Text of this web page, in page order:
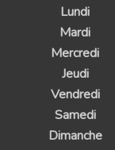
Lundi
Mardi
Mercredi
Jeudi
Vendredi
Samedi
Dimanche